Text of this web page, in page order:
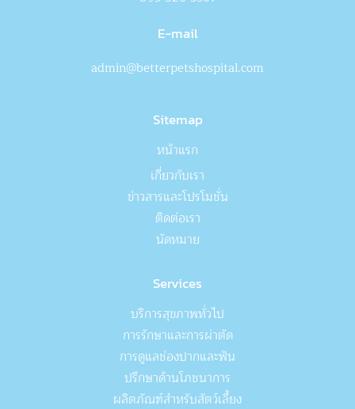
E-mail
admin@betterpetshospital.com
Sitemap
หน้าแรก
เกี่ยวกับเรา
ข่าวสารและโปรโมชั่น
ติดต่อเรา
นัดหมาย
Services
บริการสุขภาพทั่วไป
การรักษาและการผ่าตัด
การดูแลช่องปากและฟัน
ปรึกษาด้านโภชนาการ
ผลิตภัณฑ์สำหรับสัตว์เลี้ยง